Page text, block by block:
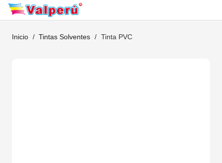
Inicio / Tintas Solventes / Tinta PVC